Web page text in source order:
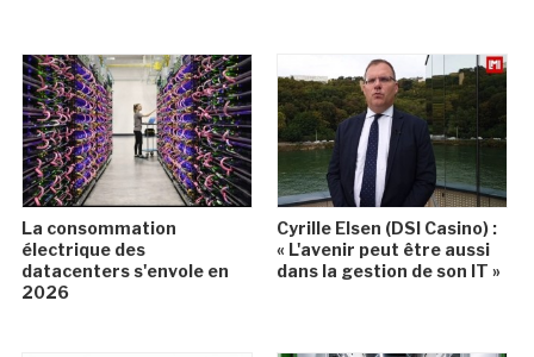
La consommation
électrique des
datacenters s'envole en
2026
Cyrille Elsen (DSI Casino) :
« L'avenir peut être aussi
dans la gestion de son IT »